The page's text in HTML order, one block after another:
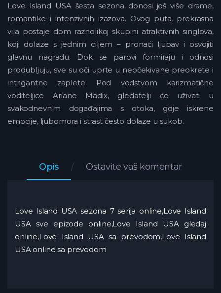
Love Island USA šesta sezona donosi još više drame,
romantike i intenzivnih izazova. Ovog puta, prekrasna
vila postaje dom raznolikoj skupini atraktivnih singlova,
koji dolaze s jednim ciljem – pronaći ljubav i osvojiti
glavnu nagradu. Dok se parovi formiraju i odnosi
produbljuju, sve su oči uprte u neočekivane preokrete i
intrigantne zaplete. Pod vodstvom karizmatične
voditeljice Ariane Madix, gledatelji će uživati u
svakodnevnim događajima s otoka, gdje iskrene
emocije, ljubomora i strast često dolaze u sukob.
Opis Ostavite vaš komentar
Love Island USA sezona 7 serija online,Love Island
USA sve epizode online,Love Island USA gledaj
online,Love Island USA sa prevodom,Love Island
USA online sa prevodom